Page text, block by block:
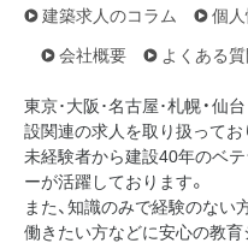
建築求人のコラム 個
会社概要
よくある
東京･大阪･名古屋･札幌・仙
設関連の求人を取り扱ってお
未経験者から建設40年のベ
ーが活躍しております。
また、知識のみで経験のない
働きたい方などに安心の教育